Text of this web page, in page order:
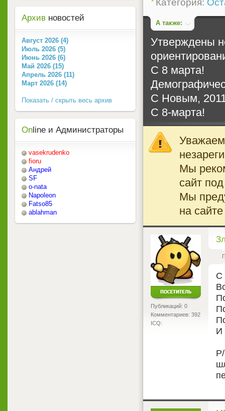
Категория:
А также:
Утверждены
С 8 марта!
С Новым,
С 8-марта!
Мы
сайт
Мы
на
Публикаций: 0
Комментариев: 392
ICQ:
С
И
Архив новостей
Август 2026 (4)
Июль 2026 (5)
Июнь 2026 (6)
Май 2026 (15)
Апрель 2026 (11)
Март 2026 (14)
Показать / скрыть весь архив
On line и Администраторы
vasekrudenko
fioru
Андрей
SF
o-nata
Napoleon
Fatso85
ablahman